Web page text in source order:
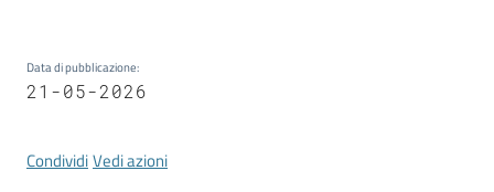
Modena
Data di pubblicazione:
21-05-2026
CondividiVedi azioni